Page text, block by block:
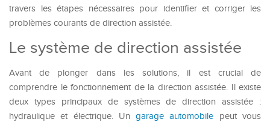
travers les étapes nécessaires pour identifier et corriger les
problèmes courants de direction assistée.
Le système de direction assistée
Avant de plonger dans les solutions, il est crucial de
comprendre le fonctionnement de la direction assistée. Il existe
deux types principaux de systèmes de direction assistée :
hydraulique et électrique. Ungarage automobile peut vous